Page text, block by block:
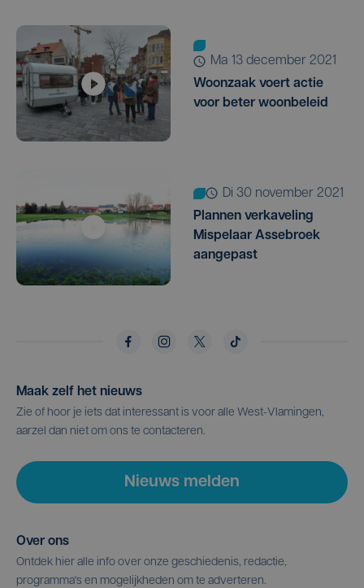
ma 13 december 2021
Woonzaak voert actie
voor beter woonbeleid
di 30 november 2021
Plannen verkaveling
Mispelaar Assebroek
aangepast
Maak zelf het nieuws
Zie of hoor je iets dat interessant is voor alle West-Vlamingen,
aarzel dan niet om ons te contacteren.
Nieuws melden
Over ons
Ontdek hier alle info over onze geschiedenis, redactie,
programma's en mogelijkheden om te adverteren.